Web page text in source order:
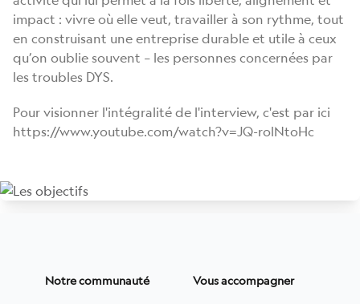
impact : vivre où elle veut, travailler à son rythme, tout
en construisant une entreprise durable et utile à ceux
qu’on oublie souvent – les personnes concernées par
les troubles DYS.
Pour visionner l'intégralité de l'interview, c'est par ici
https://www.youtube.com/watch?v=JQ-rolNtoHc
Notre communauté Vous accompagner